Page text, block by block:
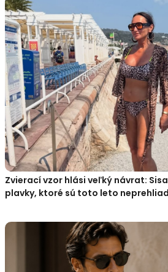
Zvierací vzor hlási veľký návrat:
plavky, ktoré sú toto leto